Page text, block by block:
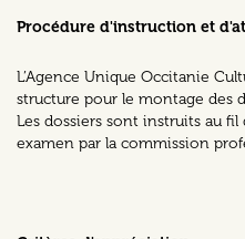
Procédure d'instruction et
L’Agence Unique Occitanie
structure pour le montage des
Les dossiers sont instruits au
examen par la commission